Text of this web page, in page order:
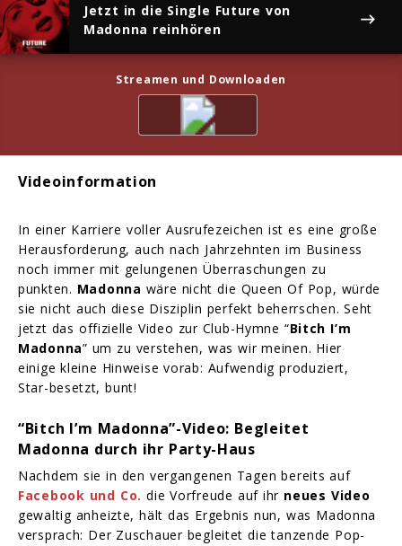
Jetzt in die Single Future von
Madonna reinhören
Streamen und Downloaden
Videoinformation
In einer Karriere voller Ausrufezeichen ist es eine große
Herausforderung, auch nach Jahrzehnten im Business
noch immer mit gelungenen Überraschungen zu
punkten. Madonna wäre nicht die Queen Of Pop, würde
sie nicht auch diese Disziplin perfekt beherrschen. Seht
jetzt das offizielle Video zur Club-Hymne “Bitch I’m
Madonna” um zu verstehen, was wir meinen. Hier
einige kleine Hinweise vorab: Aufwendig produziert,
Star-besetzt, bunt!
“Bitch I’m Madonna”-Video: Begleitet
Madonna durch ihr Party-Haus
Nachdem sie in den vergangenen Tagen bereits auf
Facebook und Co. die Vorfreude auf ihr neues Video
gewaltig anheizte, hält das Ergebnis nun, was Madonna
versprach: Der Zuschauer begleitet die tanzende Pop-